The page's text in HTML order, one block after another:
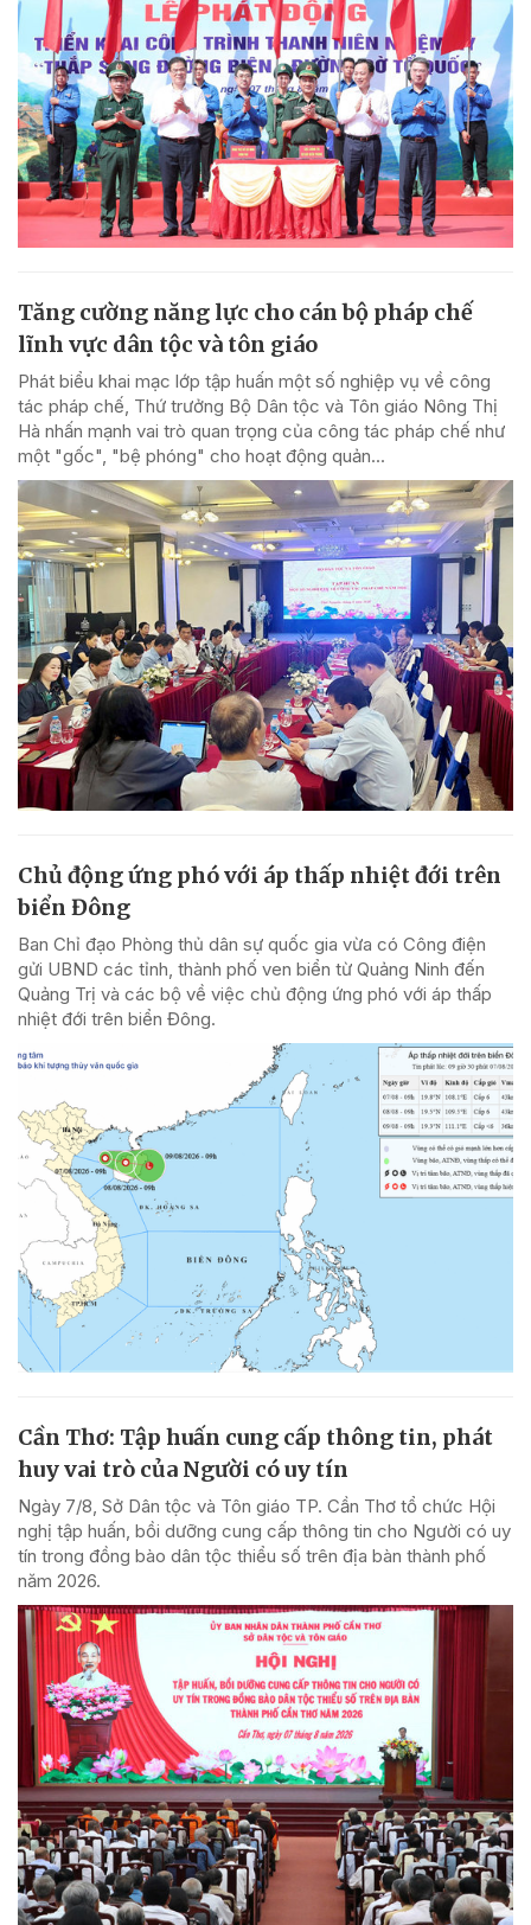
Tăng cường năng lực cho cán bộ pháp chế
lĩnh vực dân tộc và tôn giáo
Phát biểu khai mạc lớp tập huấn một số nghiệp vụ về công
tác pháp chế, Thứ trưởng Bộ Dân tộc và Tôn giáo Nông Thị
Hà nhấn mạnh vai trò quan trọng của công tác pháp chế như
một "gốc", "bệ phóng" cho hoạt động quản...
Chủ động ứng phó với áp thấp nhiệt đới trên
biển Đông
Ban Chỉ đạo Phòng thủ dân sự quốc gia vừa có Công điện
gửi UBND các tỉnh, thành phố ven biển từ Quảng Ninh đến
Quảng Trị và các bộ về việc chủ động ứng phó với áp thấp
nhiệt đới trên biển Đông.
Cần Thơ: Tập huấn cung cấp thông tin, phát
huy vai trò của Người có uy tín
Ngày 7/8, Sở Dân tộc và Tôn giáo TP. Cần Thơ tổ chức Hội
nghị tập huấn, bồi dưỡng cung cấp thông tin cho Người có uy
tín trong đồng bào dân tộc thiểu số trên địa bàn thành phố
năm 2026.